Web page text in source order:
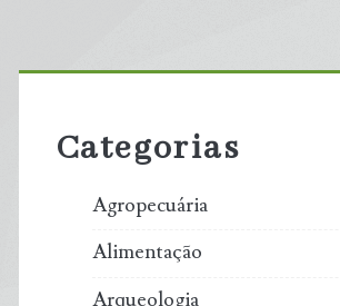
Primary
Sidebar
Categorias
Agropecuária
Alimentação
Arqueologia